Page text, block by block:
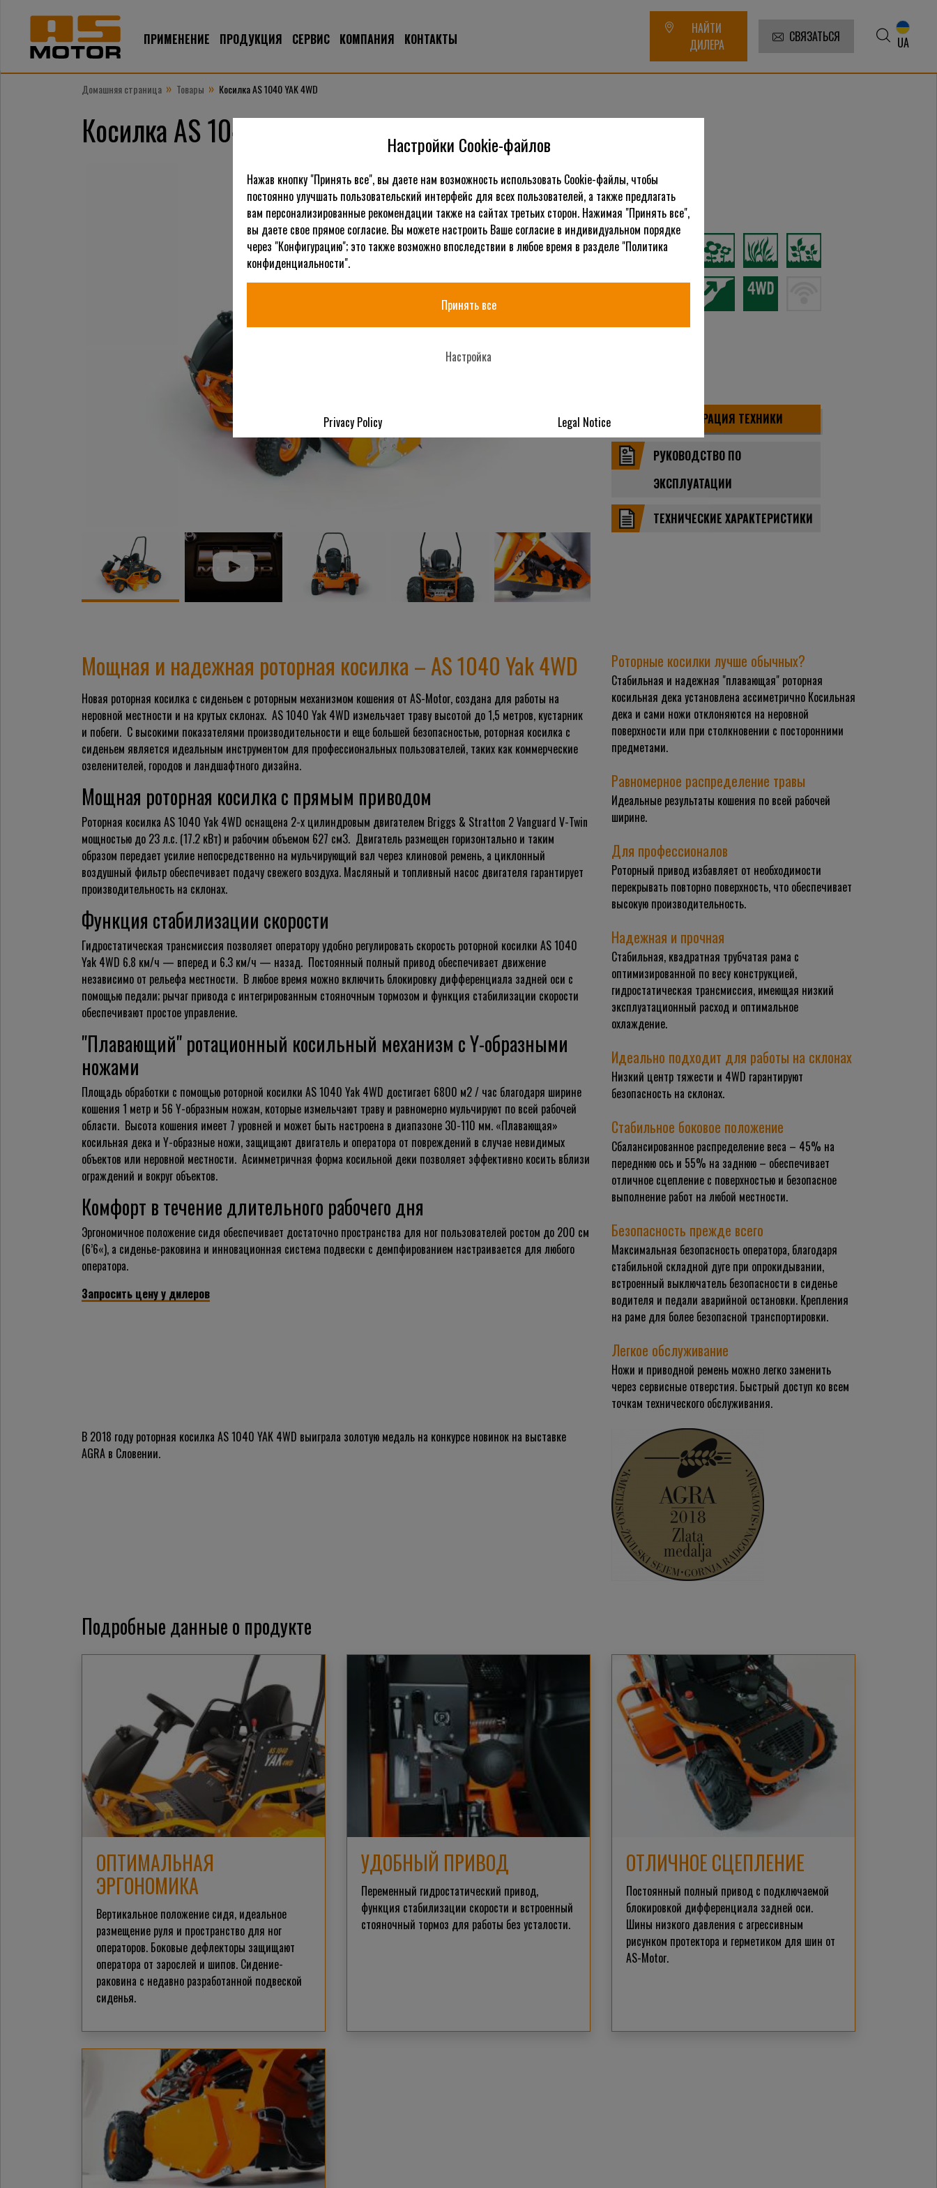
ПРИМЕНЕНИЕ ПРОДУКЦИЯ СЕРВИС КОМПАНИЯ КОНТАКТЫ
НАЙТИ
ДИЛЕРА
СВЯЗАТЬСЯ UA
Домашняя страница » Товары » Косилка AS 1040 YAK 4WD
Косилка AS 1040 YAK 4WD
Для просмотра этого видео примите файлы cookie
Настройки Cookie-файлов
Категории
ДЕМОНСТРАЦИЯ ТЕХНИКИ
РУКОВОДСТВО ПО
ЭКСПЛУАТАЦИИ
ТЕХНИЧЕСКИЕ ХАРАКТЕРИСТИКИ
Мощная и надежная роторная косилка – AS 1040 Yak 4WD
Новая роторная косилка с сиденьем с роторным механизмом кошения от AS-Motor, создана для работы на
неровной местности и на крутых склонах. AS 1040 Yak 4WD измельчает траву высотой до 1,5 метров, кустарник
и побеги. С высокими показателями производительности и еще большей безопасностью, роторная косилка с
сиденьем является идеальным инструментом для профессиональных пользователей, таких как коммерческие
озеленителей, городов и ландшафтного дизайна.
Мощная роторная косилка с прямым приводом
Роторная косилка AS 1040 Yak 4WD оснащена 2-х цилиндровым двигателем Briggs & Stratton 2 Vanguard V-Twin
мощностью до 23 л.с. (17.2 кВт) и рабочим объемом 627 см3. Двигатель размещен горизонтально и таким
образом передает усилие непосредственно на мульчирующий вал через клиновой ремень, а циклонный
воздушный фильтр обеспечивает подачу свежего воздуха. Масляный и топливный насос двигателя гарантирует
производительность на склонах.
Функция стабилизации скорости
Гидростатическая трансмиссия позволяет оператору удобно регулировать скорость роторной косилки AS 1040
Yak 4WD 6.8 км/ч — вперед и 6.3 км/ч — назад. Постоянный полный привод обеспечивает движение
независимо от рельефа местности. В любое время можно включить блокировку дифференциала задней оси с
помощью педали; рычаг привода с интегрированным стояночным тормозом и функция стабилизации скорости
обеспечивают простое управление.
"Плавающий" ротационный косильный механизм с Y-образными
ножами
Площадь обработки с помощью роторной косилки AS 1040 Yak 4WD достигает 6800 м2 / час благодаря ширине
кошения 1 метр и 56 Y-образным ножам, которые измельчают траву и равномерно мульчируют по всей рабочей
области. Высота кошения имеет 7 уровней и может быть настроена в диапазоне 30-110 мм. «Плавающая»
косильная дека и Y-образные ножи, защищают двигатель и оператора от повреждений в случае невидимых
объектов или неровной местности. Асимметричная форма косильной деки позволяет эффективно косить вблизи
ограждений и вокруг объектов.
Комфорт в течение длительного рабочего дня
Эргономичное положение сидя обеспечивает достаточно пространства для ног пользователей ростом до 200 см
(6’6«), а сиденье-раковина и инновационная система подвески с демпфированием настраивается для любого
оператора.
Запросить цену у дилеров
Роторные косилки лучше обычных?
Стабильная и надежная "плавающая" роторная
косильная дека установлена ассиметрично Косильная
дека и сами ножи отклоняются на неровной
поверхности или при столкновении с посторонними
предметами.
Равномерное распределение травы
Идеальные результаты кошения по всей рабочей
ширине.
Для профессионалов
Роторный привод избавляет от необходимости
перекрывать повторно поверхность, что обеспечивает
высокую производительность.
Надежная и прочная
Стабильная, квадратная трубчатая рама с
оптимизированной по весу конструкцией,
гидростатическая трансмиссия, имеющая низкий
эксплуатационный расход и оптимальное
охлаждение.
Идеально подходит для работы на склонах
Низкий центр тяжести и 4WD гарантируют
безопасность на склонах.
Стабильное боковое положение
Сбалансированное распределение веса – 45% на
переднюю ось и 55% на заднюю – обеспечивает
отличное сцепление с поверхностью и безопасное
выполнение работ на любой местности.
Безопасность прежде всего
Максимальная безопасность оператора, благодаря
стабильной складной дуге при опрокидывании,
встроенный выключатель безопасности в сиденье
водителя и педали аварийной остановки. Крепления
на раме для более безопасной транспортировки.
Легкое обслуживание
Ножи и приводной ремень можно легко заменить
через сервисные отверстия. Быстрый доступ ко всем
точкам технического обслуживания.
В 2018 году роторная косилка AS 1040 YAK 4WD выиграла золотую медаль на конкурсе новинок на выставке
AGRA в Словении.
Подробные данные о продукте
ОПТИМАЛЬНАЯ
ЭРГОНОМИКА
Вертикальное положение сидя, идеальное
размещение руля и пространство для ног
операторов. Боковые дефлекторы защищают
оператора от зарослей и шипов. Сидение-
раковина с недавно разработанной подвеской
сиденья.
УДОБНЫЙ ПРИВОД
Переменный гидростатический привод,
функция стабилизации скорости и встроенный
стояночный тормоз для работы без усталости.
ОТЛИЧНОЕ СЦЕПЛЕНИЕ
Постоянный полный привод с подключаемой
блокировкой дифференциала задней оси.
Шины низкого давления с агрессивным
рисунком протектора и герметиком для шин от
AS-Motor.
Настройки Cookie-файлов
Нажав кнопку "Принять все", вы даете нам возможность использовать Cookie-файлы, чтобы
постоянно улучшать пользовательский интерфейс для всех пользователей, а также предлагать
вам персонализированные рекомендации также на сайтах третьих сторон. Нажимая "Принять все",
вы даете свое прямое согласие. Вы можете настроить Ваше согласие в индивидуальном порядке
через "Конфигурацию"; это также возможно впоследствии в любое время в разделе "Политика
конфиденциальности".
Принять все
Настройка
Privacy Policy Legal Notice